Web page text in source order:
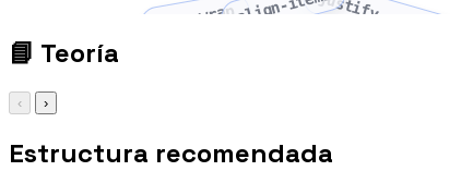
flex-wrap justify-content
📘 Teoría
‹ ›
Estructura recomendada